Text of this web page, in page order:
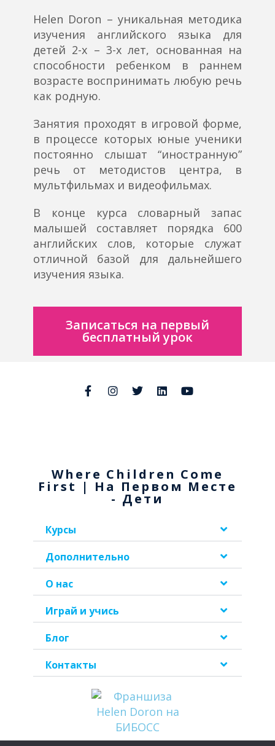
Helen Doron – уникальная методика
изучения английского языка для
детей 2-х – 3-х лет, основанная на
способности ребенком в раннем
возрасте воспринимать любую речь
как родную.
Занятия проходят в игровой форме,
в процессе которых юные ученики
постоянно слышат “иностранную”
речь от методистов центра, в
мультфильмах и видеофильмах.
В конце курса словарный запас
малышей составляет порядка 600
английских слов, которые служат
отличной базой для дальнейшего
изучения языка.
Записаться на первый
бесплатный урок
Where Children Come
First | На Первом Месте
- Дети
Курсы
Дополнительно
О нас
Играй и учись
Блог
Контакты